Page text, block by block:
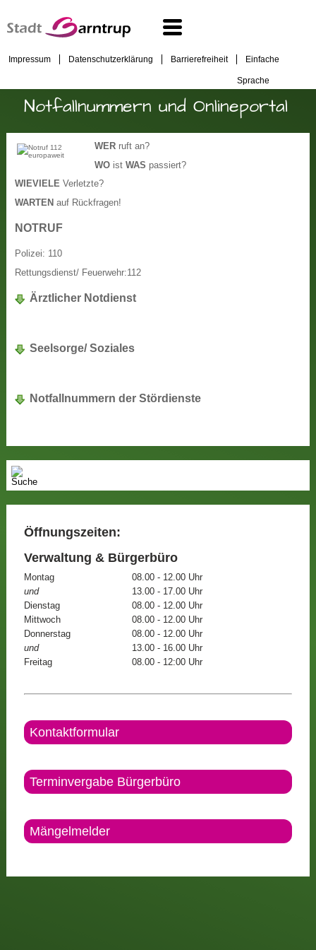
Impressum Datenschutzerklärung Barrierefreiheit Einfache
Sprache
Notfallnummern und Onlineportal
WERruft an?
WOist WAS passiert?
WIEVIELE Verletzte?
WARTEN auf Rückfragen!
NOTRUF
Polizei: 110
Rettungsdienst/ Feuerwehr:112
Ärztlicher Notdienst
Seelsorge/ Soziales
Notfallnummern der Stördienste
Öffnungszeiten:
Verwaltung & Bürgerbüro
Montag
08.00 - 12.00 Uhr
und
13.00 - 17.00 Uhr
Dienstag
08.00 - 12.00 Uhr
Mittwoch
08.00 - 12.00 Uhr
Donnerstag
08.00 - 12.00 Uhr
und
13.00 - 16.00 Uhr
Freitag
08.00 - 12:00 Uhr
Kontaktformular
Terminvergabe Bürgerbüro
Mängelmelder